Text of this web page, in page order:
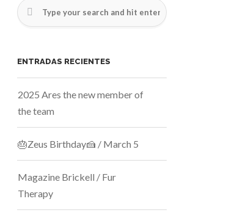
ENTRADAS RECIENTES
2025 Ares the new member of
the team
🎂Zeus Birthday🍰 / March 5
Magazine Brickell / Fur
Therapy